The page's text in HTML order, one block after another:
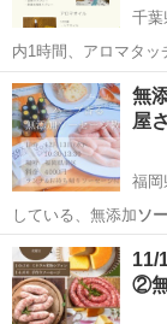
千葉
内1時間、アロマタッ
おります。 …
千葉 市原市
無
屋
福岡
している、無添加ソ
を開催してい… ラル
人も大好きなソーセ
ジ500ｇ付き）...
福岡 福岡市
11/
②無